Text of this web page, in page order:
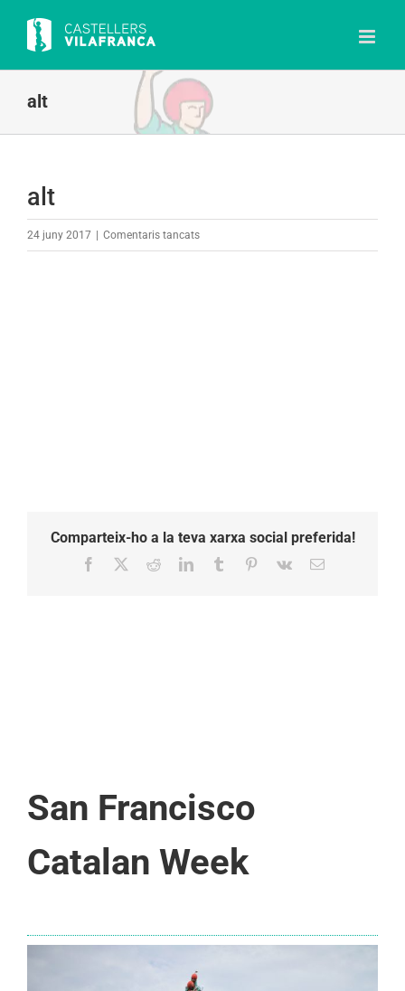
content
alt
alt
24 juny 2017 Comentaris tancatsa
Comparteix-ho a la teva xarxa social preferida!
Facebook RedditLinkedInTumblr Pinterest
Vk Email:
San Francisco
Catalan Week